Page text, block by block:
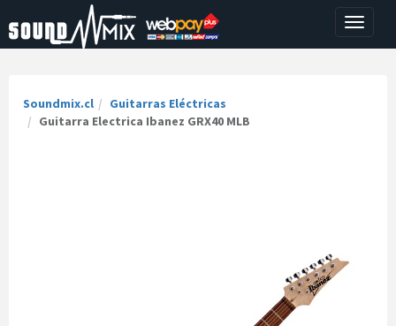
Toggle
Soundmix.cl
Guitarras Eléctricas
Guitarra Electrica Ibanez GRX40 MLB